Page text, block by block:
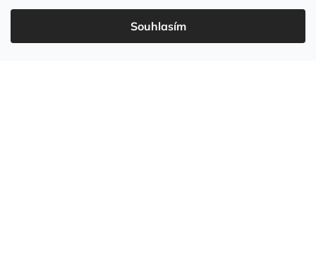
Souhlasím